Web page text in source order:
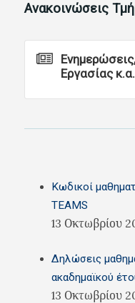
Ανακοινώσεις
Εργασίας κ.α.
Kωδικοί
TEAMS
13 Οκτωβρίου
Δηλώσεις
ακαδημαϊκού
13 Οκτωβρίου